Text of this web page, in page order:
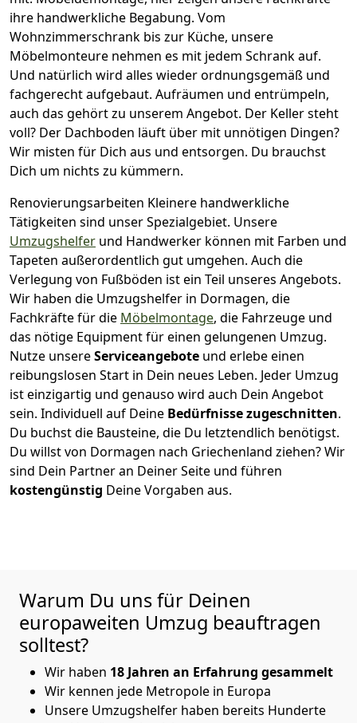
ihre handwerkliche Begabung. Vom
Wohnzimmerschrank bis zur Küche, unsere
Möbelmonteure nehmen es mit jedem Schrank auf.
Und natürlich wird alles wieder ordnungsgemäß und
fachgerecht aufgebaut. Aufräumen und entrümpeln,
auch das gehört zu unserem Angebot. Der Keller steht
voll? Der Dachboden läuft über mit unnötigen Dingen?
Wir misten für Dich aus und entsorgen. Du brauchst
Dich um nichts zu kümmern.
Renovierungsarbeiten Kleinere handwerkliche
Tätigkeiten sind unser Spezialgebiet. Unsere
Umzugshelfer und Handwerker können mit Farben und
Tapeten außerordentlich gut umgehen. Auch die
Verlegung von Fußböden ist ein Teil unseres Angebots.
Wir haben die Umzugshelfer in Dormagen, die
Fachkräfte für die Möbelmontage, die Fahrzeuge und
das nötige Equipment für einen gelungenen Umzug.
Nutze unsereServiceangebote und erlebe einen
reibungslosen Start in Dein neues Leben. Jeder Umzug
ist einzigartig und genauso wird auch Dein Angebot
sein. Individuell auf Deine Bedürfnisse zugeschnitten.
Du buchst die Bausteine, die Du letztendlich benötigst.
Du willst von Dormagen nach Griechenland ziehen? Wir
sind Dein Partner an Deiner Seite und führen
kostengünstig Deine Vorgaben aus.
Warum Du uns für Deinen
europaweiten Umzug beauftragen
solltest?
Wir haben 18 Jahren an Erfahrung gesammelt
Wir kennen jede Metropole in Europa
Unsere Umzugshelfer haben bereits Hunderte